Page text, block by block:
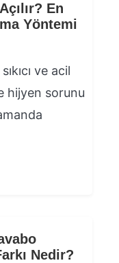
En
Yöntemi
ve acil
hijyen sorunu
Nedir?